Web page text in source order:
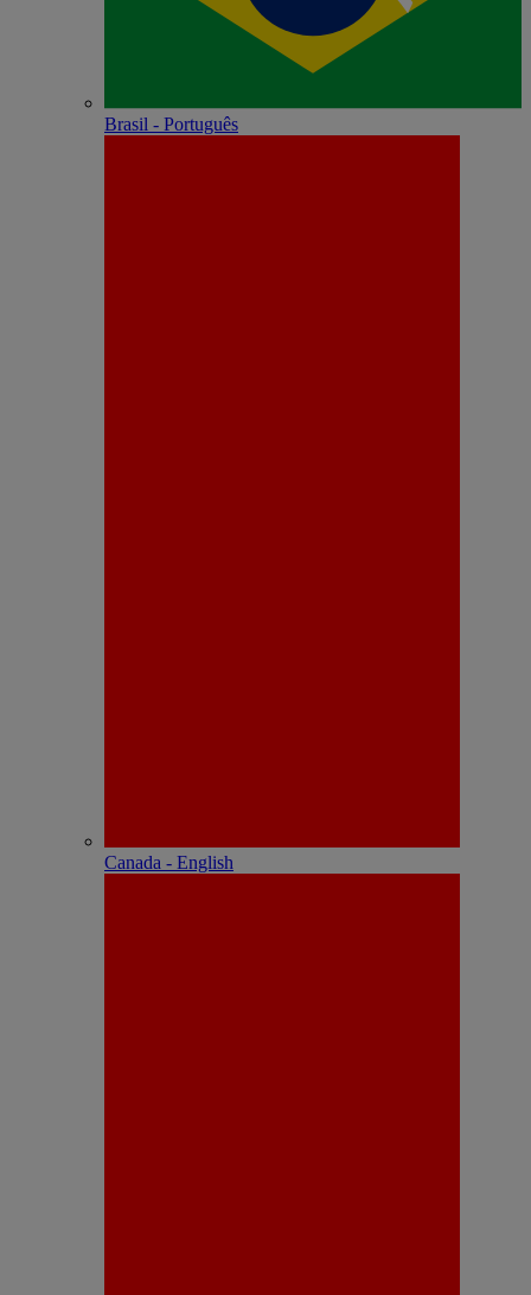
Brasil - Português
Canada - English